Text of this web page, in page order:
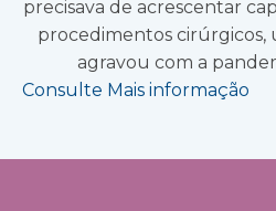
precisava de acrescentar
procedimentos cirúrgicos,
agravou com a
Consulte Mais informação